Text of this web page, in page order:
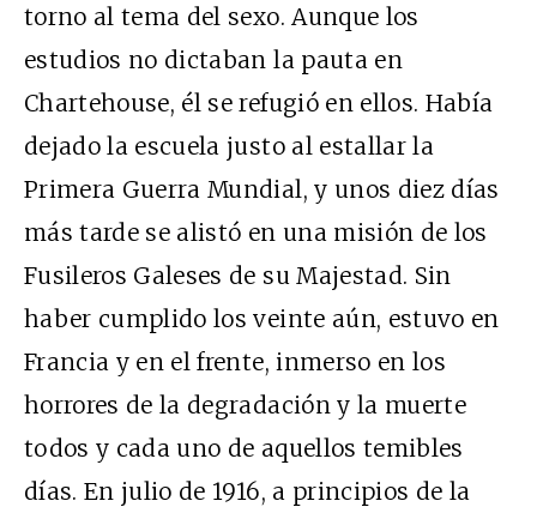
torno al tema del sexo. Aunque los
estudios no dictaban la pauta en
Chartehouse, él se refugió en ellos. Había
dejado la escuela justo al estallar la
Primera Guerra Mundial, y unos diez días
más tarde se alistó en una misión de los
Fusileros Galeses de su Majestad. Sin
haber cumplido los veinte aún, estuvo en
Francia y en el frente, inmerso en los
horrores de la degradación y la muerte
todos y cada uno de aquellos temibles
días. En julio de 1916, a principios de la